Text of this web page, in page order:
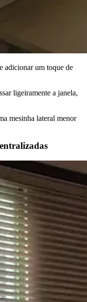
adicionar um toque de
ligeiramente a janela,
mesinha lateral menor